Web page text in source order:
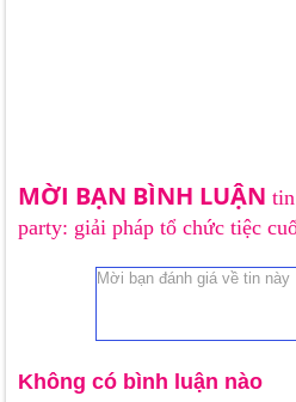
MỜI BẠN BÌNH LUẬN
party: giải pháp tổ chức tiệc
Không có bình luận nào